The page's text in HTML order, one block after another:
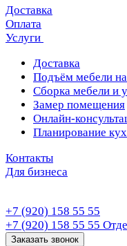
Доставка
Оплата
Услуги
Доставка
Подъём мебели
Сборка мебели и
Замер помещения
Онлайн-
Планирование
Контакты
Для бизнеса
+7 (920) 158 55 55
+7 (920) 158 55 55
Заказать звонок